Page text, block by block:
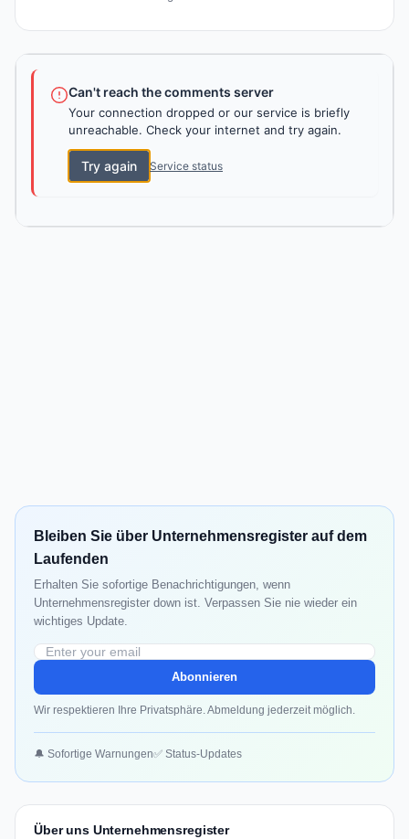
Can't reach the comments server
Your connection dropped or our service is briefly
unreachable. Check your internet and try again.
Try again Service status
Bleiben Sie über Unternehmensregister auf dem
Laufenden
Erhalten Sie sofortige Benachrichtigungen, wenn
Unternehmensregister down ist. Verpassen Sie nie wieder ein
wichtiges Update.
Abonnieren
Wir respektieren Ihre Privatsphäre. Abmeldung jederzeit möglich.
🔔 Sofortige Warnungen✅ Status-Updates
Über uns Unternehmensregister